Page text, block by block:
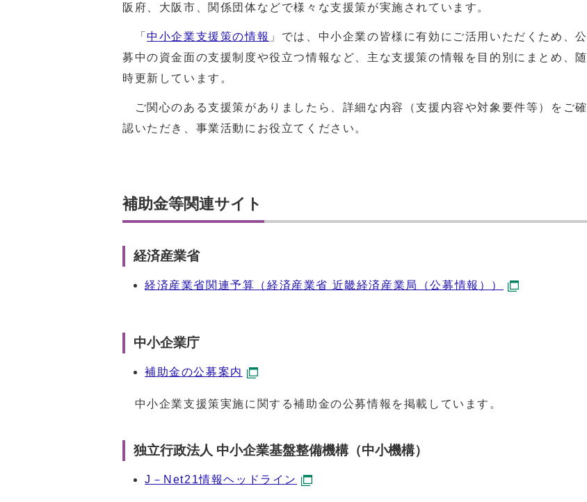
阪府、大阪市、関係団体などで様々な支援策が実施されています。
「中小企業支援策の情報 」では、中小企業の皆様に有効にご活用いただくため、公
募中の資金面の支援制度や役立つ情報など、主な支援策の情報を目的別にまとめ、随
時更新しています。
ご関心のある支援策がありましたら、詳細な内容（支援内容や対象要件等）をご確
認いただき、事業活動にお役立てください。
補助金等関連サイト
経済産業省
経済産業省関連予算（経済産業省 近畿経済産業局（公募情報））
中小企業庁
補助金の公募案内
中小企業支援策実施に関する補助金の公募情報を掲載しています。
独立行政法人 中小企業基盤整備機構（中小機構）
J－Net21情報ヘッドライン